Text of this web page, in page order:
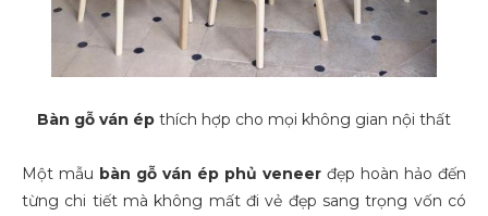
Bàn gỗ ván ép thích hợp cho mọi không gian nội thất
Một mẫu bàn gỗ ván ép phủ veneer đẹp hoàn hảo đến
từng chi tiết mà không mất đi vẻ đẹp sang trọng vốn có